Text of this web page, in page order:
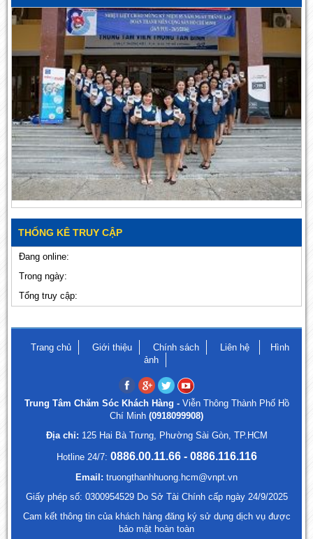
THỐNG KÊ TRUY CẬP
Đang online:
Trong ngày:
Tổng truy cập:
Trang chủ Giới thiệu Chính sách Liên hệ
Hình
ảnh
Trung Tâm Chăm Sóc Khách Hàng - Viễn Thông Thành Phố Hồ
Chí Minh (0918099908)
Địa chỉ: 125 Hai Bà Trưng, Phường Sài Gòn, TP.HCM
Hotline 24/7: 0886.00.11.66 - 0886.116.116
Email: truongthanhhuong.hcm@vnpt.vn
Giấy phép số: 0300954529 Do Sở Tài Chính cấp ngày 24/9/2025
Cam kết thông tin của khách hàng đăng ký sử dụng dịch vụ được
bảo mật hoàn toàn